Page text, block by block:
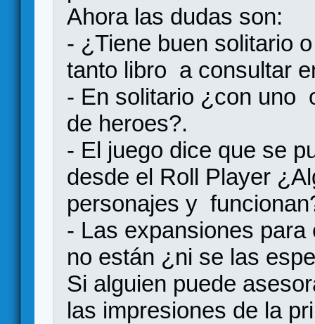
Ahora las dudas son:
- ¿Tiene buen solitario
tanto libro a consultar
- En solitario ¿con uno
de heroes?.
- El juego dice que se
desde el Roll Player
personajes y
- Las expansiones
no están ¿ni se las
Si alguien puede
las impresiones de la